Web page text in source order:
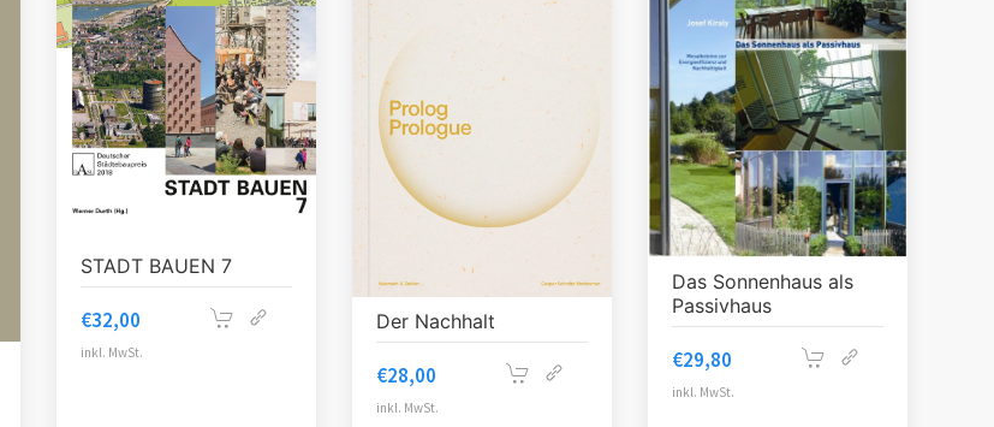
STADT BAUEN 7
€32,00
inkl. MwSt.
Der Nachhalt
€28,00
inkl. MwSt.
Das Sonnenhaus als
Passivhaus
€29,80
inkl. MwSt.